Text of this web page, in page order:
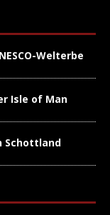
Welterbe
Isle of Man
Schottland